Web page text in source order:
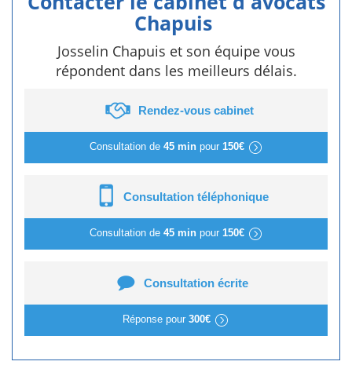
Chapuis
Josselin Chapuis et son équipe vous
répondent dans les meilleurs délais.
Rendez-vous cabinet
Consultation de 45 minpour 150€
Consultation téléphonique
Consultation de 45 minpour 150€
Consultation écrite
Réponse pour 300€